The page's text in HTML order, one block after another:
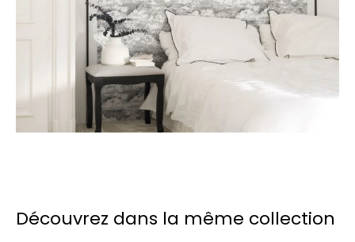
Découvrez dans la même collection